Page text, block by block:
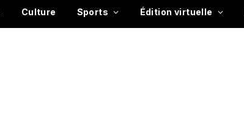
Culture Sports Édition virtuelle